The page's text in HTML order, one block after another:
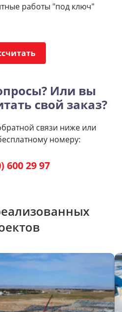
работы "под ключ"
Или вы
свой заказ?
связи ниже или
номеру:
600 29 97